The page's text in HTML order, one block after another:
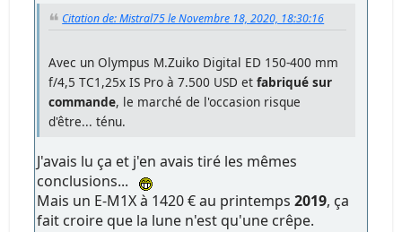
Citation de: Mistral75 le Novembre 18, 2020, 18:30:16
Avec un Olympus M.Zuiko Digital ED 150-400 mm
f/4,5 TC1,25x IS Pro à 7.500 USD et fabriqué sur
commande, le marché de l'occasion risque
d'être... ténu.
J'avais lu ça et j'en avais tiré les mêmes
conclusions...
Mais un E-M1X à 1420 € au printemps2019, ça
fait croire que la lune n'est qu'une crêpe.